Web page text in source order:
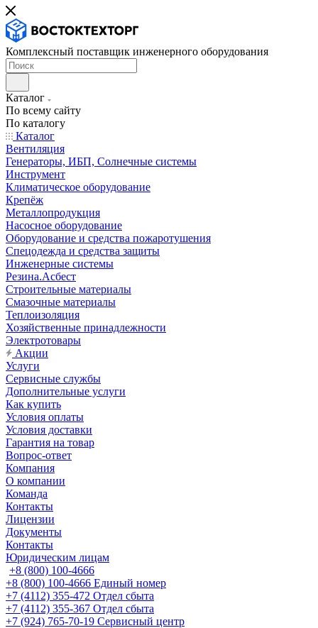
Комплексный поставщик инженерного оборудования
Каталог
По всему сайту
По каталогу
Каталог
Вентиляция
Генераторы, ИБП, Солнечные системы
Инструмент
Климатическое оборудование
Крепёж
Металлопродукция
Насосное оборудование
Оборудование и средства пожаротушения
Спецодежда и средства защиты
Инженерные системы
Резина.Асбест
Строительные материалы
Смазочные материалы
Теплоизоляция
Хозяйственные принадлежности
Электротовары
Акции
Услуги
Сервисные службы
Дополнительные услуги
Как купить
Условия оплаты
Условия доставки
Гарантия на товар
Вопрос-ответ
Компания
О компании
Команда
Контакты
Лицензии
Документы
Контакты
Юридическим лицам
+8 (800) 100-4666
+8 (800) 100-4666 Единый номер
+7 (4112) 355-472 Отдел сбыта
+7 (4112) 355-367 Отдел сбыта
+7 (924) 765-70-19 Сервисный центр